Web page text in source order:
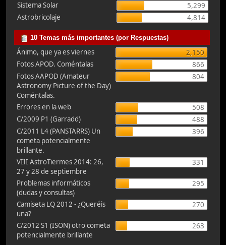
Sistema Solar
5,299
Astrobricolaje
4,814
10 Temas más importantes (por Respuestas)
Ánimo, que ya es viernes
2,150
Fotos APOD. Coméntalas
866
Fotos AAPOD (Amateur
Astronomy Picture of the Day)
Coméntalas.
804
Errores en la web
508
C/2009 P1 (Garradd)
488
C/2011 L4 (PANSTARRS) Un
cometa potencialmente
brillante.
396
VIII AstroTiermes 2014: 26,
27 y 28 de septiembre
331
Problemas informáticos
(dudas y consultas)
295
Camiseta LQ 2012 - ¿Queréis
una?
270
C/2012 S1 (ISON) otro cometa
potencialmente brillante
263